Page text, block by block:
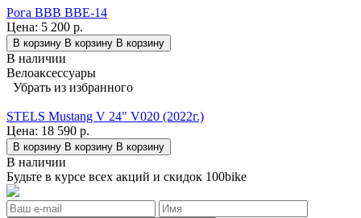
Рога BBB BBE-14
Цена: 5 200 р.
В корзину В корзину В корзину
В наличии
Велоаксессуары
Убрать из избранного
STELS Mustang V 24" V020 (2022г.)
Цена: 18 590 р.
В корзину В корзину В корзину
В наличии
Будьте в курсе всех акций и скидок 100bike